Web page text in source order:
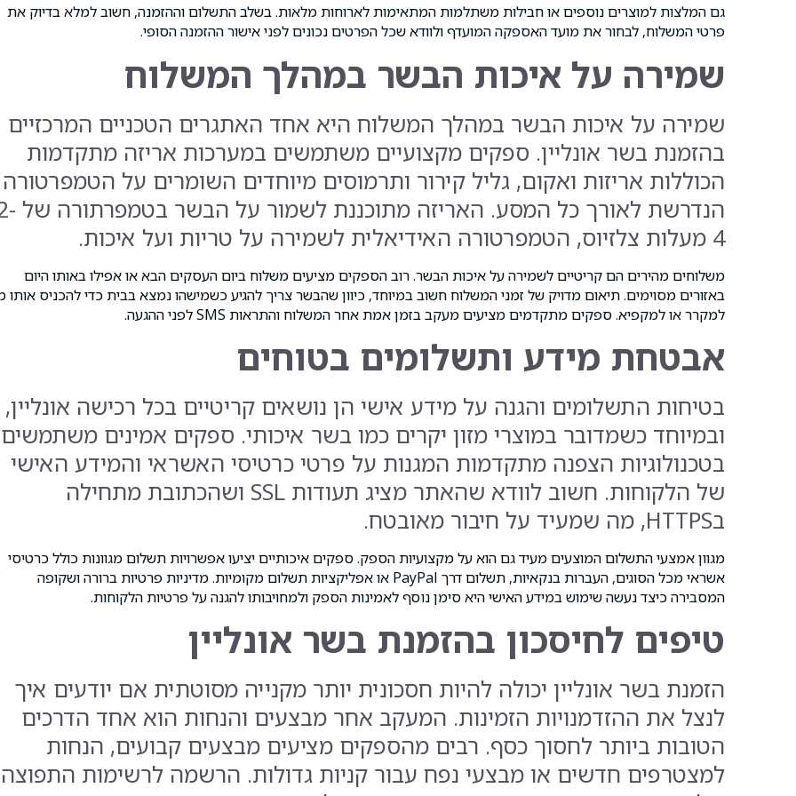
גם המלצות למוצרים נוספים או חבילות משתלמות המתאימות לארוחות מלאות. בשלב התשלום וההזמנה, חשוב למלא בדיוק את
פרטי המשלוח, לבחור את מועד האספקה המועדף ולוודא שכל הפרטים נכונים לפני אישור ההזמנה הסופי.
שמירה על איכות הבשר במהלך המשלוח
שמירה על איכות הבשר במהלך המשלוח היא אחד האתגרים הטכניים המרכזיים
בהזמנת בשר אונליין. ספקים מקצועיים משתמשים במערכות אריזה מתקדמות
הכוללות אריזות ואקום, גליל קירור ותרמוסים מיוחדים השומרים על הטמפרטורה
הנדרשת לאורך כל המסע. האריזה
4 מעלות צלזיוס, הטמפרטורה האידיאלית לשמירה על טריות ועל איכות.
משלוחים מהירים הם קריטיים לשמירה על איכות הבשר. רוב הספקים מציעים משלוח ביום העסקים הבא או אפילו באותו היום
באזורים מסוימים. תיאום מדויק של זמני המשלוח חשוב במיוחד, כיוון שהבשר צריך להגיע כשמישהו נמצא בבית כדי להכניס אותו
למקרר או למקפיא. ספקים מתקדמים מציעים מעקב בזמן אמת אחר המשלוח והתראות SMS לפני ההגעה.
אבטחת מידע ותשלומים בטוחים
בטיחות התשלומים והגנה על מידע אישי הן נושאים קריטיים בכל רכישה אונליין,
ובמיוחד כשמדובר במוצרי מזון יקרים כמו בשר איכותי. ספקים אמינים משתמשים
בטכנולוגיות הצפנה מתקדמות המגנות על פרטי כרטיסי האשראי והמידע האישי
של הלקוחות. חשוב לוודא שהאתר מציג תעודות SSL ושהכתובת מתחילה
בHTTPS, מה שמעיד על חיבור מאובטח.
מגוון אמצעי התשלום המוצעים מעיד גם הוא על מקצועיות הספק. ספקים איכותיים יציעו אפשרויות תשלום מגוונות כולל כרטיסי
אשראי מכל הסוגים, העברות בנקאיות, תשלום דרך PayPal או אפליקציות תשלום מקומיות. מדיניות פרטיות ברורה ושקופה
המסבירה כיצד נעשה שימוש במידע האישי היא סימן נוסף לאמינות הספק ולמחויבותו להגנה על פרטיות הלקוחות.
טיפים לחיסכון בהזמנת בשר אונליין
הזמנת בשר אונליין יכולה להיות חסכונית יותר מקנייה מסוטתית אם יודעים איך
לנצל את ההזדמנויות הזמינות. המעקב אחר מבצעים והנחות הוא אחד הדרכים
הטובות ביותר לחסוך כסף. רבים מהספקים מציעים מבצעים קבועים, הנחות
למצטרפים חדשים או מבצעי נפח עבור קניות גדולות. הרשמה לרשימות התפוצה